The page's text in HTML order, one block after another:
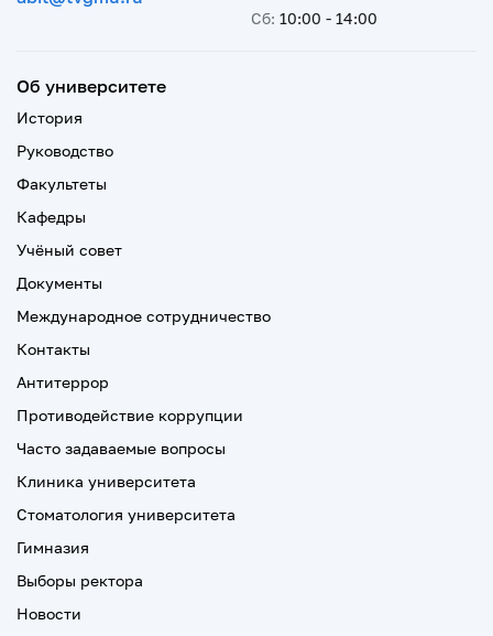
Сб: 10:00 - 14:00
Об университете
История
Руководство
Факультеты
Кафедры
Учёный совет
Документы
Международное сотрудничество
Контакты
Антитеррор
Противодействие коррупции
Часто задаваемые вопросы
Клиника университета
Стоматология университета
Гимназия
Выборы ректора
Новости